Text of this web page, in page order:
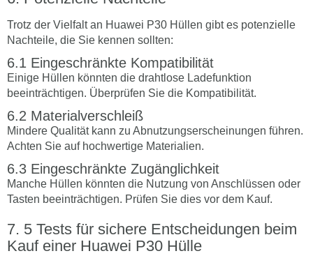
Trotz der Vielfalt an Huawei P30 Hüllen gibt es potenzielle
Nachteile, die Sie kennen sollten:
Eingeschränkte Kompatibilität
Einige Hüllen könnten die drahtlose Ladefunktion
beeinträchtigen. Überprüfen Sie die Kompatibilität.
Materialverschleiß
Mindere Qualität kann zu Abnutzungserscheinungen führen.
Achten Sie auf hochwertige Materialien.
Eingeschränkte Zugänglichkeit
Manche Hüllen könnten die Nutzung von Anschlüssen oder
Tasten beeinträchtigen. Prüfen Sie dies vor dem Kauf.
5 Tests für sichere Entscheidungen beim
Kauf einer Huawei P30 Hülle